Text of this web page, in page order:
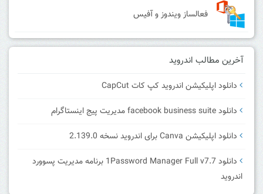
فعالساز ویندوز و آفیس
آخرین مطالب اندروید
دانلود اپلیکیشن اندروید کپ کات CapCut
دانلود facebook business suite مدیریت پیج اینستاگرام
دانلود اپلیکیشن Canva برای اندروید نسخه 2.139.0
دانلود 1Password Manager Full v7.7 برنامه مدیریت پسوورد
اندروید